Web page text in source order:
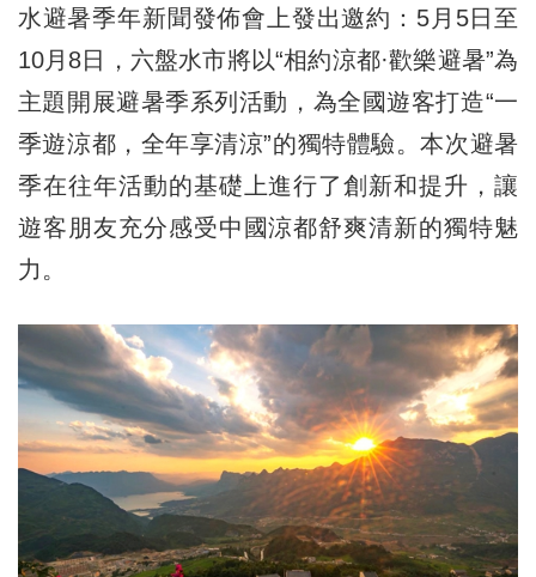
水避暑季年新聞發佈會上發出邀約：5月5日至
10月8日，六盤水市將以“相約涼都·歡樂避暑”為
主題開展避暑季系列活動，為全國遊客打造“一
季遊涼都，全年享清涼”的獨特體驗。本次避暑
季在往年活動的基礎上進行了創新和提升，讓
遊客朋友充分感受中國涼都舒爽清新的獨特魅
力。